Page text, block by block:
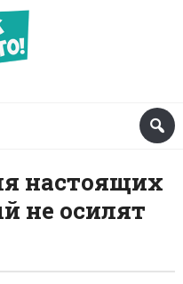
настоящих
не осилят